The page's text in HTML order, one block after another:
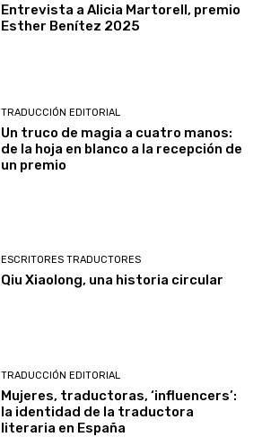
Entrevista a Alicia Martorell, premio
Esther Benítez 2025
TRADUCCIÓN EDITORIAL
Un truco de magia a cuatro manos:
de la hoja en blanco a la recepción de
un premio
ESCRITORES TRADUCTORES
Qiu Xiaolong, una historia circular
TRADUCCIÓN EDITORIAL
Mujeres, traductoras, ‘influencers’:
la identidad de la traductora
literaria en España